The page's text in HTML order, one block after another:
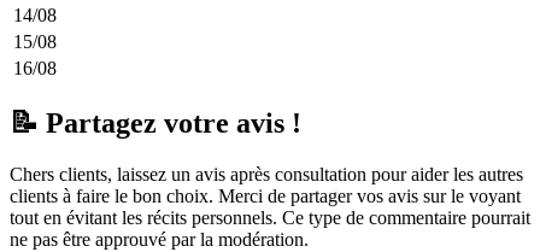
14/08
15/08
16/08
📝 Partagez votre avis !
Chers clients, laissez un avis après consultation pour aider les autres
clients à faire le bon choix. Merci de partager vos avis sur le voyant
tout en évitant les récits personnels. Ce type de commentaire pourrait
ne pas être approuvé par la modération.